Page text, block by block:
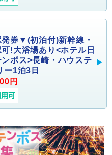
券▼(初泊付)新幹線・
!大浴場あり<ホテル日
ボス>長崎・ハウステ
ー1泊3日
円